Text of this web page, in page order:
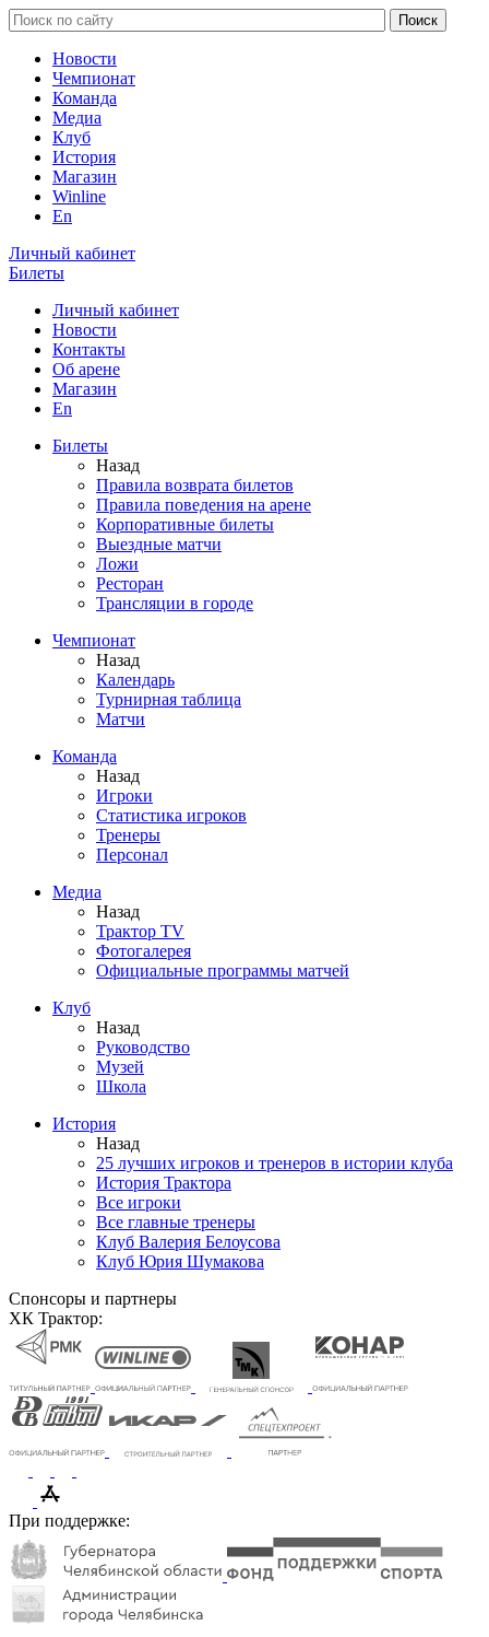
Новости
Чемпионат
Команда
Медиа
Клуб
История
Магазин
Winline
En
Личный кабинет
Билеты
Личный кабинет
Новости
Контакты
Об арене
Магазин
En
Билеты
Назад
Правила возврата билетов
Правила поведения на арене
Корпоративные билеты
Выездные матчи
Ложи
Ресторан
Трансляции в городе
Чемпионат
Назад
Календарь
Турнирная таблица
Матчи
Команда
Назад
Игроки
Статистика игроков
Тренеры
Персонал
Медиа
Назад
Трактор TV
Фотогалерея
Официальные программы матчей
Клуб
Назад
Руководство
Музей
Школа
История
Назад
25 лучших игроков и тренеров в истории клуба
История Трактора
Все игроки
Все главные тренеры
Клуб Валерия Белоусова
Клуб Юрия Шумакова
Спонсоры и партнеры
ХК Трактор:
При поддержке: